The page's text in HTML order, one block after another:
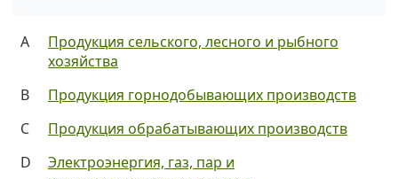
A
Продукция сельского, лесного и рыбного
хозяйства
B
Продукция горнодобывающих производств
C
Продукция обрабатывающих производств
D
Электроэнергия, газ, пар и